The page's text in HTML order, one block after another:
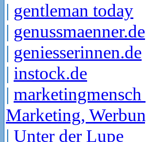
| gentleman today
| genussmaenner.de
| geniesserinnen.de
| instock.de
|
Marketing,
| Unter der Lupe